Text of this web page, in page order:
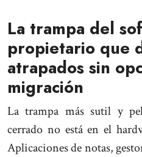
La trampa del
propietario que
atrapados sin
migración
La trampa más sutil y
cerrado no está en el
Aplicaciones de notas,